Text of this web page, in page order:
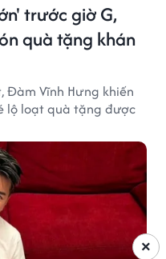
trước giờ G,
quà tặng khán
Vĩnh Hưng khiến
lộ loạt quà tặng được
×